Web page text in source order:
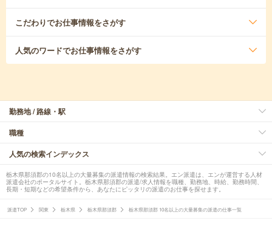
こだわりでお仕事情報をさがす
人気のワードでお仕事情報をさがす
勤務地 / 路線・駅
職種
人気の検索インデックス
栃木県那須郡の10名以上の大量募集の派遣情報の検索結果。エン派遣は、エンが運営する人材
派遣会社のポータルサイト。栃木県那須郡の派遣/求人情報を職種、勤務地、時給、勤務時間、
長期・短期などの希望条件から、あなたにピッタリの派遣のお仕事を探せます。
派遣TOP 関東 栃木県 栃木県那須郡 栃木県那須郡 10名以上の大量募集の派遣の仕事一覧